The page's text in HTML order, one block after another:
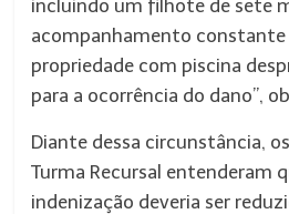
incluindo um filhote de sete
acompanhamento constante
propriedade com piscina
para a ocorrência do dano”,
Diante dessa circunstância,
Turma Recursal entenderam
indenização deveria ser